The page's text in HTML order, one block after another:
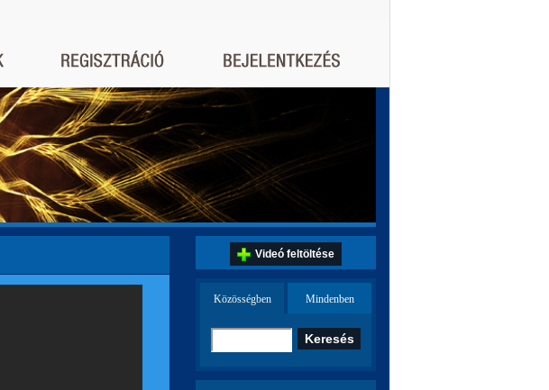
Videó feltöltése
Közösségben Mindenben